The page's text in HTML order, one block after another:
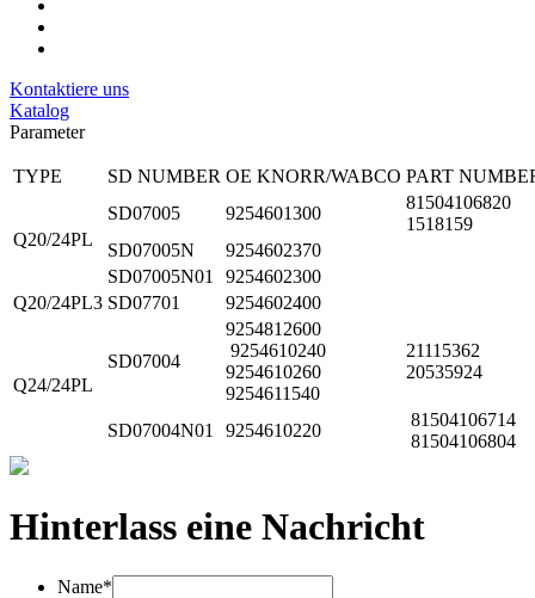
Kontaktiere uns
Katalog
Parameter
TYPE SD NUMBER OE KNORR/WABCO PART
Q20/24PL
SD07005 9254601300
81504106820
1518159
SD07005N
9254602370
SD07005N01
9254602300
Q20/24PL3 SD07701 9254602400
Q24/24PL
SD07004
9254812600
9254610240
9254610260
9254611540
21115362
20535924
SD07004N01 9254610220
81504106714
81504106804
Hinterlass eine Nachricht
Name*